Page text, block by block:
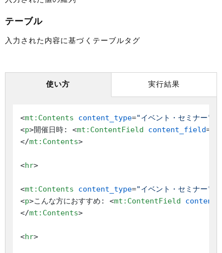
テーブル
入力された内容に基づくテーブルタグ
使い方 実行結果
<mt:Contents content_type="イベント・セミナー"
<p>開催日時: <mt:ContentField content_field=
</mt:Contents>
<hr>
<mt:Contents content_type="イベント・セミナー"
<p>こんな方におすすめ: <mt:ContentField
</mt:Contents>
<hr>